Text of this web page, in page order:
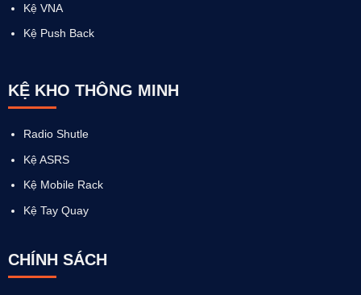
Kệ VNA
Kệ Push Back
KỆ KHO THÔNG MINH
Radio Shutle
Kệ ASRS
Kệ Mobile Rack
Kệ Tay Quay
CHÍNH SÁCH